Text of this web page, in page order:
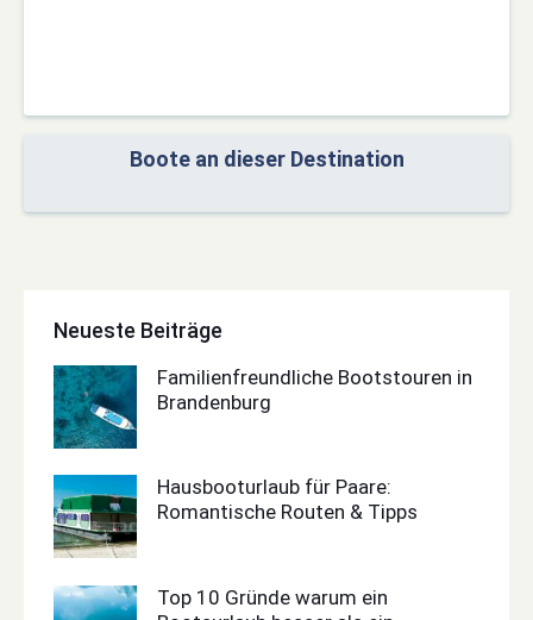
Boote an dieser Destination
Neueste Beiträge
Familienfreundliche Bootstouren in
Brandenburg
Hausbooturlaub für Paare:
Romantische Routen & Tipps
Top 10 Gründe warum ein